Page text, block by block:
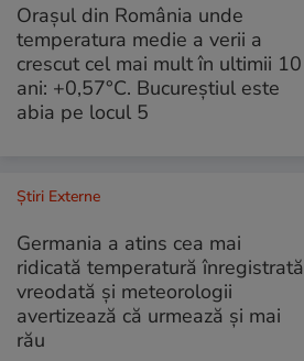
Orașul din România unde
temperatura medie a verii a
crescut cel mai mult în ultimii 10
ani: +0,57°C. Bucureștiul este
abia pe locul 5
Știri Externe
Germania a atins cea mai
ridicată temperatură înregistrată
vreodată și meteorologii
avertizează că urmează și mai
rău